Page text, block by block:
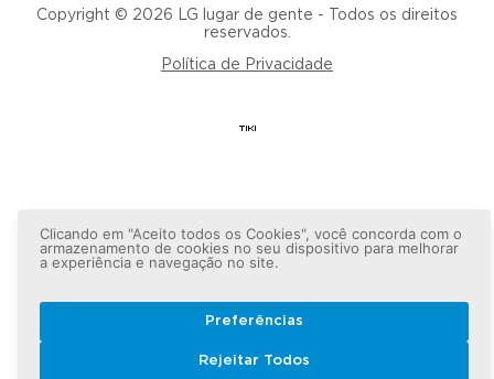
Copyright © 2026 LG lugar de gente - Todos os direitos
reservados.
Política de Privacidade
Clicando em "Aceito todos os Cookies", você concorda com o
armazenamento de cookies no seu dispositivo para melhorar
a experiência e navegação no site.
Preferências
Rejeitar Todos